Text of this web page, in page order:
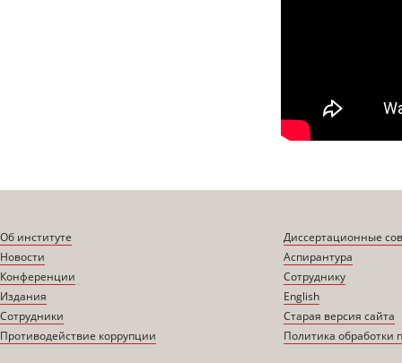
Об институте
Новости
Конференции
Издания
Сотрудники
Противодействие коррупции
Диссертационные
Аспирантура
Сотруднику
English
Старая версия сайта
Политика обработки